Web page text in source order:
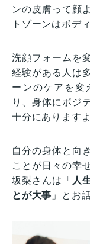
ンの皮膚って顔
トゾーンはボデ
洗顔フォームを
経験がある人は
ーンのケアを変
り、身体にポジ
十分にあります
自分の身体と向
ことが日々の幸
坂梨さんは「 人
とが大事 」とお